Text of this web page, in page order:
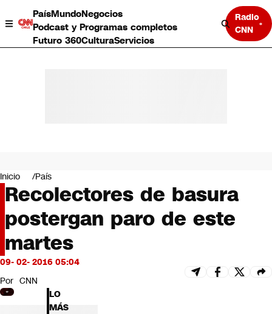
PaísMundoNegocios
Podcast y Programas completos
Futuro 360CulturaServicios
Radio
CNN
Negocios
Deportes
Programas completos
Cultura
Servicios
Bits
CNN tiempo
Futuro 360
Opinión
Inicio País
Recolectores de basura
postergan paro de este
martes
09- 02- 2016 05:04
Por CNN
LO
MÁS